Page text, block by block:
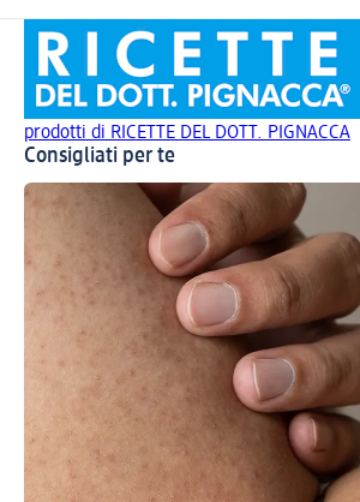
prodotti di RICETTE DEL DOTT. PIGNACCA
Consigliati per te